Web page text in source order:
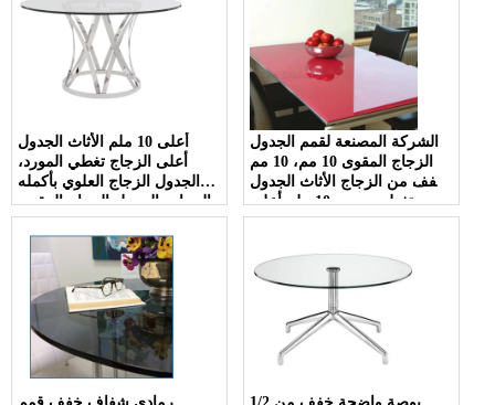
أعلى 10 ملم الأثاث الجدول
أعلى الزجاج تغطي المورد،
الجدول الزجاج العلوي بأكمله
الزجاج، الجدول الزجاج المقوى
10 ملم الزجاج
الشركة المصنعة لقمم الجدول
الزجاج المقوى 10 مم، 10 مم
خفف من الزجاج الأثاث الجدول
تغطي مورد، 10 ملم أعلى
الزجاج "الصين مصنع"